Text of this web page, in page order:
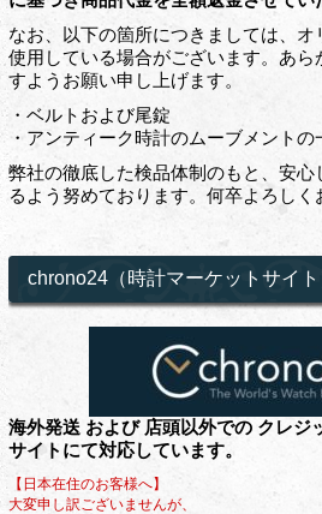
なお、以下の箇所につきましては、
使用している場合がございます。あら
すようお願い申し上げます。
・ベルトおよび尾錠
・アンティーク時計のムーブメントの
弊社の徹底した検品体制のもと、安心
るよう努めております。何卒よろしく
chrono24（時計マーケットサイト
海外発送 および 店頭以外での クレジ
サイトにて対応しています。
【日本在住のお客様へ】
大変申し訳ございませんが、